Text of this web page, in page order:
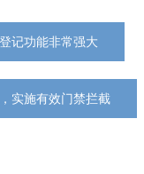
记功能非常强大
实施有效门禁拦截